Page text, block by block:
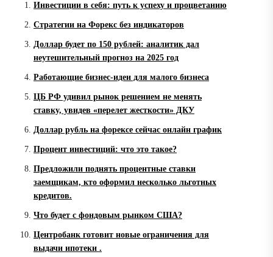
Инвестиции в себя: путь к успеху и процветанию
Стратегии на Форекс без индикаторов
Доллар будет по 150 рублей: аналитик дал
неутешительный прогноз на 2025 год
Работающие бизнес-идеи для малого бизнеса
ЦБ РФ удивил рынок решением не менять
ставку, увидев «перелет жесткости» ДКУ
Доллар рубль на форексе сейчас онлайн график
Процент инвестиций: что это такое?
Предложили поднять процентные ставки
заемщикам, кто оформил несколько льготных
кредитов.
Что будет с фондовым рынком США?
Центробанк готовит новые ограничения для
выдачи ипотеки .